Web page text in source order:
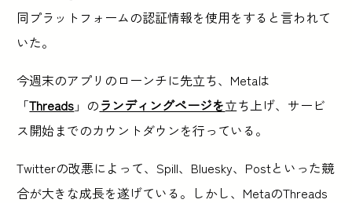
同プラットフォームの認証情報を使用をすると言われて
いた。
今週末のアプリのローンチに先立ち、Metaは
「Threads 」のランディングページを立ち上げ、サービ
ス開始までのカウントダウンを行っている。
Twitterの改悪によって、Spill、Bluesky、Postといった競
合が大きな成長を遂げている。しかし、MetaのThreads